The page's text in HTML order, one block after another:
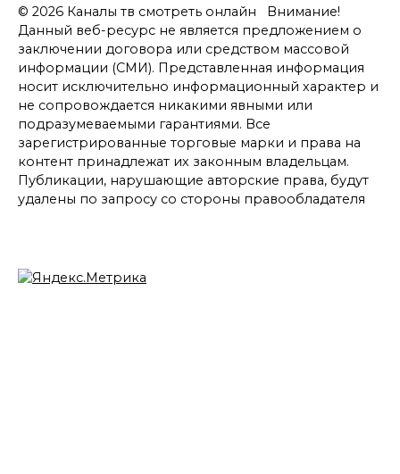
© 2026 Каналы тв смотреть онлайн Внимание!
Данный веб-ресурс не является предложением о
заключении договора или средством массовой
информации (СМИ). Представленная информация
носит исключительно информационный характер и
не сопровождается никакими явными или
подразумеваемыми гарантиями. Все
зарегистрированные торговые марки и права на
контент принадлежат их законным владельцам.
Публикации, нарушающие авторские права, будут
удалены по запросу со стороны правообладателя